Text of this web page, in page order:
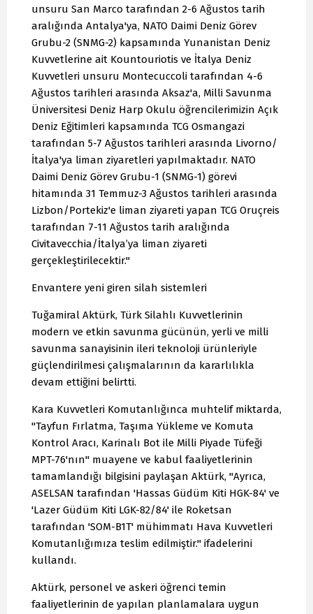
unsuru San Marco tarafından 2-6 Ağustos tarih
aralığında Antalya'ya, NATO Daimi Deniz Görev
Grubu-2 (SNMG-2) kapsamında Yunanistan Deniz
Kuvvetlerine ait Kountouriotis ve İtalya Deniz
Kuvvetleri unsuru Montecuccoli tarafından 4-6
Ağustos tarihleri arasında Aksaz'a, Milli Savunma
Üniversitesi Deniz Harp Okulu öğrencilerimizin Açık
Deniz Eğitimleri kapsamında TCG Osmangazi
tarafından 5-7 Ağustos tarihleri arasında Livorno/
İtalya'ya liman ziyaretleri yapılmaktadır. NATO
Daimi Deniz Görev Grubu-1 (SNMG-1) görevi
hitamında 31 Temmuz-3 Ağustos tarihleri arasında
Lizbon/Portekiz'e liman ziyareti yapan TCG Oruçreis
tarafından 7-11 Ağustos tarih aralığında
Civitavecchia/İtalya’ya liman ziyareti
gerçekleştirilecektir."
Envantere yeni giren silah sistemleri
Tuğamiral Aktürk, Türk Silahlı Kuvvetlerinin
modern ve etkin savunma gücünün, yerli ve milli
savunma sanayisinin ileri teknoloji ürünleriyle
güçlendirilmesi çalışmalarının da kararlılıkla
devam ettiğini belirtti.
Kara Kuvvetleri Komutanlığınca muhtelif miktarda,
"Tayfun Fırlatma, Taşıma Yükleme ve Komuta
Kontrol Aracı, Karinalı Bot ile Milli Piyade Tüfeği
MPT-76'nın" muayene ve kabul faaliyetlerinin
tamamlandığı bilgisini paylaşan Aktürk, "Ayrıca,
ASELSAN tarafından 'Hassas Güdüm Kiti HGK-84' ve
'Lazer Güdüm Kiti LGK-82/84' ile Roketsan
tarafından 'SOM-B1T' mühimmatı Hava Kuvvetleri
Komutanlığımıza teslim edilmiştir." ifadelerini
kullandı.
Aktürk, personel ve askeri öğrenci temin
faaliyetlerinin de yapılan planlamalara uygun